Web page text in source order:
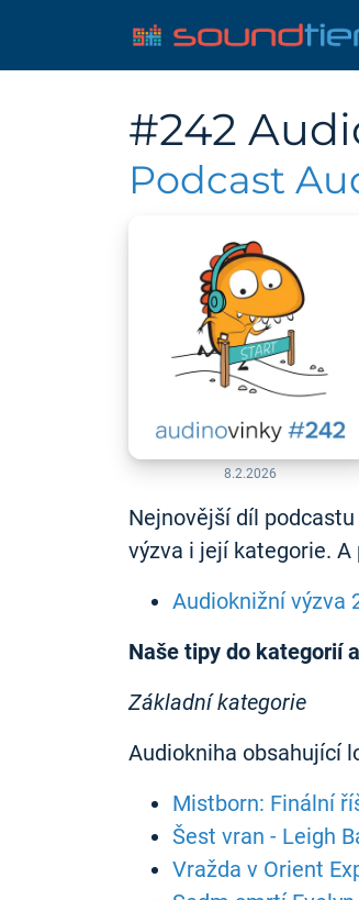
#242
Podcast
8.2.2026
Nejnovější díl
výzva i její kategorie.
Audioknižní výzva
Naše tipy do kategorií
Základní kategorie
Audiokniha obsahující
Mistborn: Finální
Šest vran - Leigh
Vražda v Orient